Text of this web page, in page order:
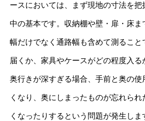
ースにおいては、まず現地の寸法を把
中の基本です。収納棚や壁・扉・床ま
幅だけでなく通路幅も含めて測ること
届くか、家具やケースがどの程度入る
奥行きが深すぎる場合、手前と奥の使
くなり、奥にしまったものが忘れられ
くなったりするという問題が発生しま